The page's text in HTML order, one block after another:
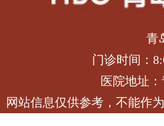
青
门诊时间：
医院地址
网站信息仅供参考，不能作